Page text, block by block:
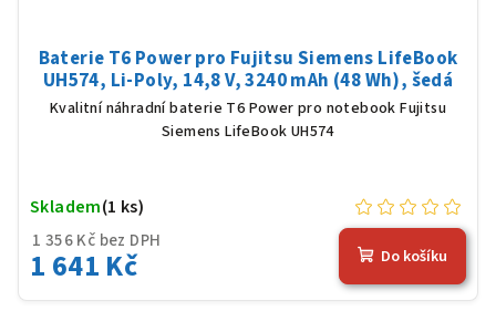
Baterie T6 Power pro Fujitsu Siemens LifeBook
UH574, Li-Poly, 14,8 V, 3240 mAh (48 Wh), šedá
Kvalitní náhradní baterie T6 Power pro notebook Fujitsu
Siemens LifeBook UH574
1 356 Kč bez DPH
1 641 Kč
Skladem(1 ks)
Do košíku